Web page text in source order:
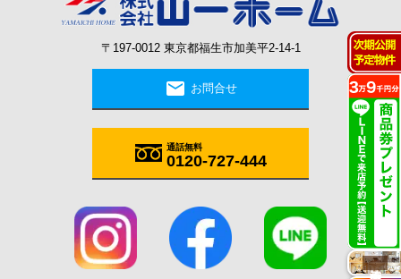
〒197-0012 東京都福生市加美平2-14-1
mail お問合せ
通話無料
0120-727-444
施工実例